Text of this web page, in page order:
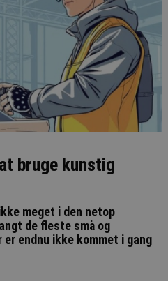
bruge kunstig
meget i den netop
de fleste små og
endnu ikke kommet i gang